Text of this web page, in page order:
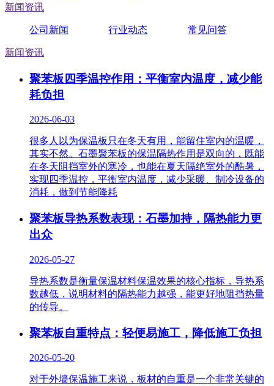
新闻资讯
公司新闻 行业动态 常见问答
新闻资讯
聚苯板四季温控作用：平衡室内温度，减少能
耗负担
2026-06-03
很多人以为保温板只在冬天有用，能留住室内的温暖，
其实不然。石墨聚苯板的保温隔热作用是双向的，既能
在冬天阻挡室外的寒冷，也能在夏天隔绝室外的酷暑，
实现四季温控，平衡室内温度，减少采暖、制冷设备的
消耗，做到节能降耗
聚苯板导热系数表现：石墨加持，隔热能力更
出众
2026-05-27
导热系数是衡量保温材料保温效果的核心指标，导热系
数越低，说明材料的隔热能力越强，能更好地阻挡热量
的传导。
聚苯板自重特点：轻便易施工，降低施工负担
2026-05-20
对于外墙保温施工来说，板材的自重是一个非常关键的